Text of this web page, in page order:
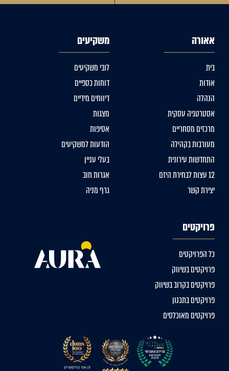
אאורה
בית
אודות
הנהלה
אסטרטגיה עסקית
מרכזים מסחריים
מעורבות בקהילה
התחדשות עירונית
12 עצות לבחירת היזם
יצירת קשר
משקיעים
לובי משקיעים
דוחות כספיים
דיווחים מידיים
מצגות
אסיפות
הודעות למשקיעים
בעלי עניין
אגרות חוב
גרף מניה
פרויקטים
כל הפרויקטים
פרויקטים בשיווק
פרויקטים בקרוב בשיווק
פרויקטים בתכנון
פרויקטים מאוכלסים